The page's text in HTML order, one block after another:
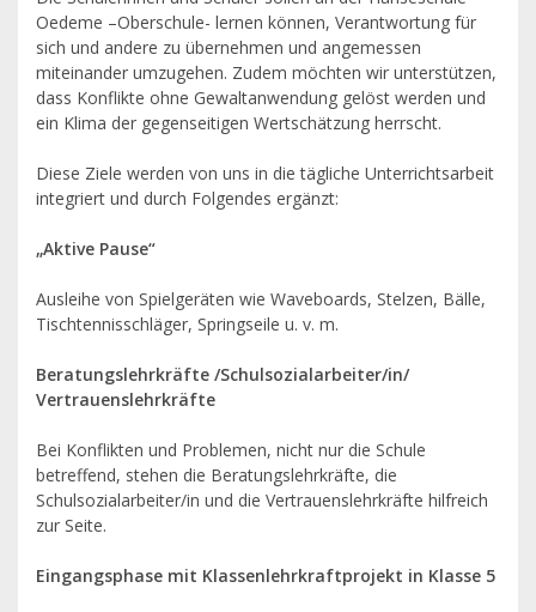
Oedeme –Oberschule- lernen können, Verantwortung für
sich und andere zu übernehmen und angemessen
miteinander umzugehen. Zudem möchten wir unterstützen,
dass Konflikte ohne Gewaltanwendung gelöst werden und
ein Klima der gegenseitigen Wertschätzung herrscht.
Diese Ziele werden von uns in die tägliche Unterrichtsarbeit
integriert und durch Folgendes ergänzt:
„Aktive Pause“
Ausleihe von Spielgeräten wie Waveboards, Stelzen, Bälle,
Tischtennisschläger, Springseile u. v. m.
Beratungslehrkräfte /Schulsozialarbeiter/in/
Vertrauenslehrkräfte
Bei Konflikten und Problemen, nicht nur die Schule
betreffend, stehen die Beratungslehrkräfte, die
Schulsozialarbeiter/in und die Vertrauenslehrkräfte hilfreich
zur Seite.
Eingangsphase mit Klassenlehrkraftprojekt in Klasse 5